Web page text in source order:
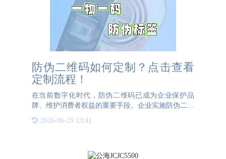
防伪二维码如何定制？点击查看
定制流程！
在当前数字化时代，防伪二维码已成为企业保护品
牌、维护消费者权益的重要手段。企业实施防伪二维
码项目需遵循科学规范的流程，以确保方案的可行性
与有效性，具体可分为以下五个核心步骤：一、明确
2026-06-29 13:41